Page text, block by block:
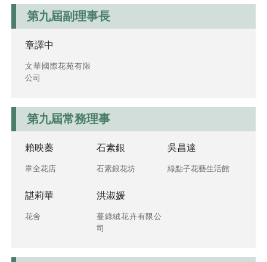
第九屆副理事長
章譯中
文華國際花苑有限
公司
第九屆常務理事
賴映蓁
韋全花店
石素銀
石素銀花坊
吳昌達
綠點子花藝生活館
諶莉華
花舍
洪淑媛
蔓綠絨花卉有限公
司